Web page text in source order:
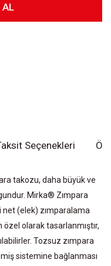
AL
Seçenekleri
takozu, daha büyük ve
Mirka® Zımpara
net (elek) zımparalama
olarak tasarlanmıştır,
Tozsuz zımpara
sistemine bağlanması